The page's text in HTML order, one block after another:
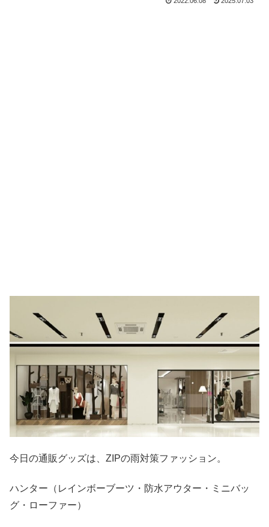
今日の通販グッズは、ZIPの雨対策ファッション。
ハンター（レインボーブーツ・防水アウター・ミニバッ
グ・ローファー）